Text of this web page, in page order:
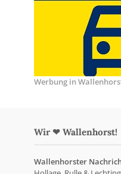
Werbung in
Wir ❤ Wallenhorst!
Wallenhorster